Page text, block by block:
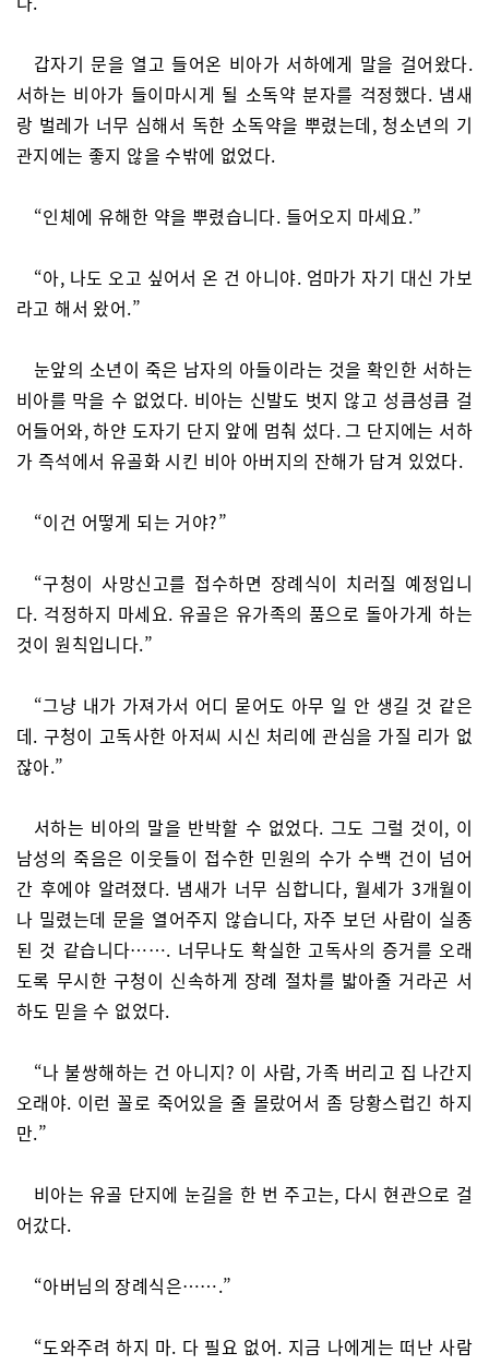
갑자기 문을 열고 들어온 비아가 서하에게 말을 걸어왔다.
서하는 비아가 들이마시게 될 소독약 분자를 걱정했다. 냄새
랑 벌레가 너무 심해서 독한 소독약을 뿌렸는데, 청소년의 기
관지에는 좋지 않을 수밖에 없었다.
“인체에 유해한 약을 뿌렸습니다. 들어오지 마세요.”
“아, 나도 오고 싶어서 온 건 아니야. 엄마가 자기 대신 가보
라고 해서 왔어.”
눈앞의 소년이 죽은 남자의 아들이라는 것을 확인한 서하는
비아를 막을 수 없었다. 비아는 신발도 벗지 않고 성큼성큼 걸
어들어와, 하얀 도자기 단지 앞에 멈춰 섰다. 그 단지에는 서하
가 즉석에서 유골화 시킨 비아 아버지의 잔해가 담겨 있었다.
“이건 어떻게 되는 거야?”
“구청이 사망신고를 접수하면 장례식이 치러질 예정입니
다. 걱정하지 마세요. 유골은 유가족의 품으로 돌아가게 하는
것이 원칙입니다.”
“그냥 내가 가져가서 어디 묻어도 아무 일 안 생길 것 같은
데. 구청이 고독사한 아저씨 시신 처리에 관심을 가질 리가 없
잖아.”
서하는 비아의 말을 반박할 수 없었다. 그도 그럴 것이, 이
남성의 죽음은 이웃들이 접수한 민원의 수가 수백 건이 넘어
간 후에야 알려졌다. 냄새가 너무 심합니다, 월세가 3개월이
나 밀렸는데 문을 열어주지 않습니다, 자주 보던 사람이 실종
된 것 같습니다……. 너무나도 확실한 고독사의 증거를 오래
도록 무시한 구청이 신속하게 장례 절차를 밟아줄 거라곤 서
하도 믿을 수 없었다.
“나 불쌍해하는 건 아니지? 이 사람, 가족 버리고 집 나간지
오래야. 이런 꼴로 죽어있을 줄 몰랐어서 좀 당황스럽긴 하지
만.”
비아는 유골 단지에 눈길을 한 번 주고는, 다시 현관으로 걸
어갔다.
“아버님의 장례식은…….”
“도와주려 하지 마. 다 필요 없어. 지금 나에게는 떠난 사람